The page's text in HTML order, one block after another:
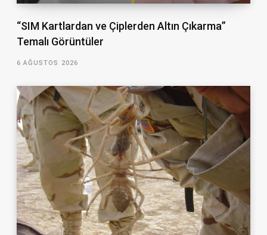
“SIM Kartlardan ve Çiplerden Altın Çıkarma”
Temalı Görüntüler
6 AĞUSTOS 2026